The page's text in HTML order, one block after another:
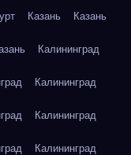
Казань Казань
Калининград
Калининград
Калининград
Калининград